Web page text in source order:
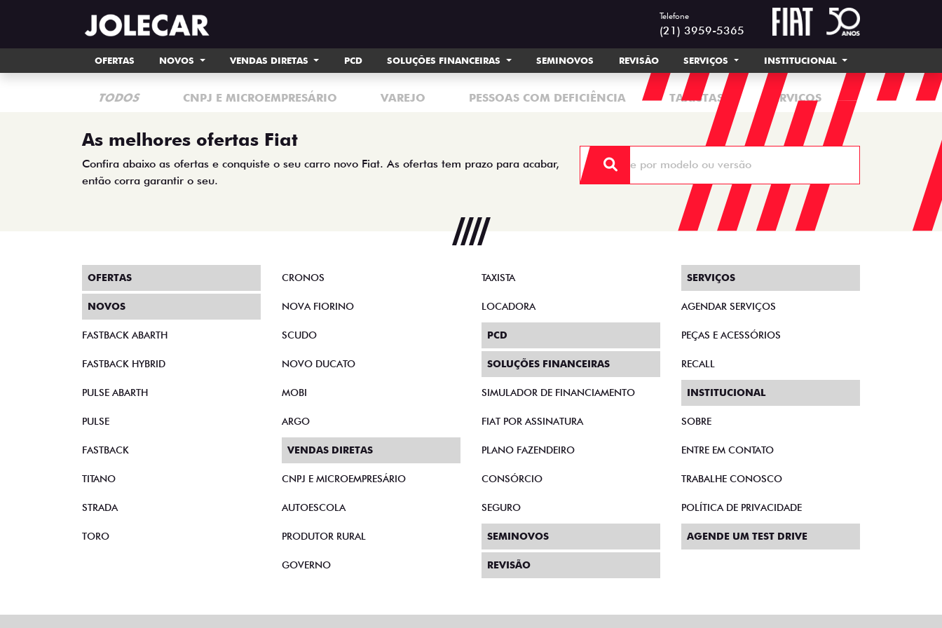
Telefone
(21) 3959-5365
OFERTAS NOVOS VENDAS DIRETAS PCD SOLUÇÕES FINANCEIRAS SEMINOVOS REVISÃO SERVIÇOS INSTITUCIONAL
TODOS CNPJ E MICROEMPRESÁRIO VAREJO PESSOAS COM DEFICIÊNCIA TAXISTAS SERVIÇOS
As melhores ofertas Fiat
Confira abaixo as ofertas e conquiste o seu carro novo Fiat. As ofertas tem prazo para acabar,
então corra garantir o seu.
OFERTAS
NOVOS
FASTBACK ABARTH
FASTBACK HYBRID
PULSE ABARTH
PULSE
FASTBACK
TITANO
STRADA
TORO
CRONOS
NOVA FIORINO
SCUDO
NOVO DUCATO
MOBI
ARGO
VENDAS DIRETAS
CNPJ E MICROEMPRESÁRIO
AUTOESCOLA
PRODUTOR RURAL
GOVERNO
TAXISTA
LOCADORA
PCD
SOLUÇÕES FINANCEIRAS
SIMULADOR DE FINANCIAMENTO
FIAT POR ASSINATURA
PLANO FAZENDEIRO
CONSÓRCIO
SEGURO
SEMINOVOS
REVISÃO
SERVIÇOS
AGENDAR SERVIÇOS
PEÇAS E ACESSÓRIOS
RECALL
INSTITUCIONAL
SOBRE
ENTRE EM CONTATO
TRABALHE CONOSCO
POLÍTICA DE PRIVACIDADE
AGENDE UM TEST DRIVE